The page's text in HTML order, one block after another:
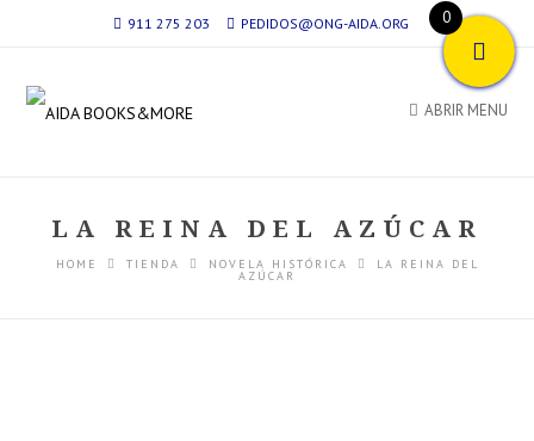
911 275 203 PEDIDOS@ONG-AIDA.ORG
ABRIR MENU
LA REINA DEL AZÚCAR
HOME TIENDA NOVELA HISTÓRICA LA REINA DEL
AZÚCAR
0